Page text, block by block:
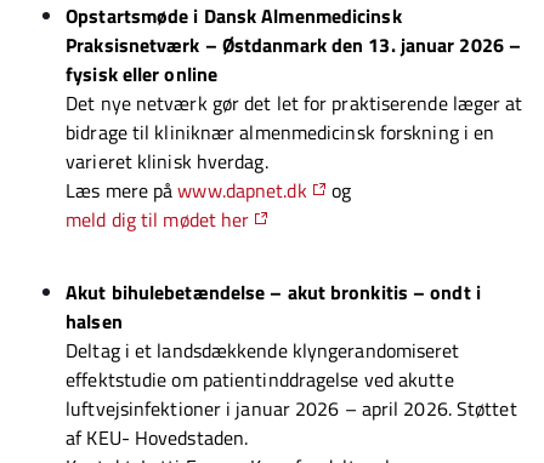
Opstartsmøde i Dansk Almenmedicinsk
Praksisnetværk – Østdanmark den 13. januar 2026 –
fysisk eller online
Det nye netværk gør det let for praktiserende læger at
bidrage til kliniknær almenmedicinsk forskning i en
varieret klinisk hverdag.
Læs mere påwww.dapnet.dk
og
meld dig til mødet her
Akut bihulebetændelse – akut bronkitis – ondt i
halsen
Deltag i et landsdækkende klyngerandomiseret
effektstudie om patientinddragelse ved akutte
luftvejsinfektioner i januar 2026 – april 2026. Støttet
af KEU- Hovedstaden.